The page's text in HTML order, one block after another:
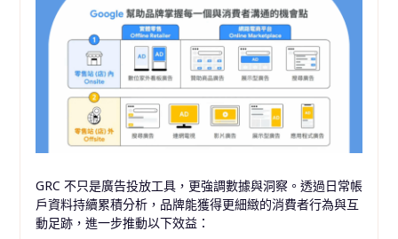
GRC 不只是廣告投放工具，更強調數據與洞察。透過日常帳
戶資料持續累積分析，品牌能獲得更細緻的消費者行為與互
動足跡，進一步推動以下效益：